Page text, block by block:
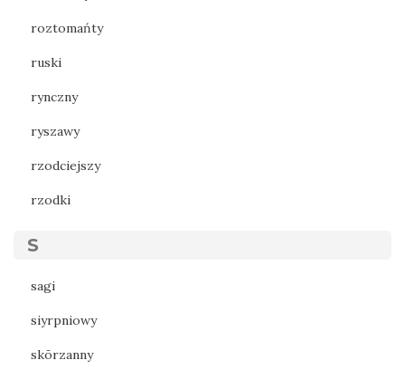
roztomańty
ruski
rynczny
ryszawy
rzodciejszy
rzodki
S
sagi
siyrpniowy
skōrzanny